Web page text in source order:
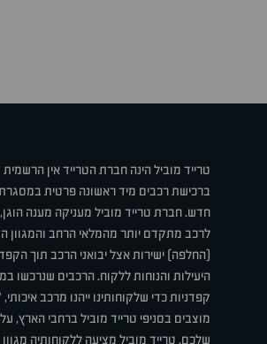
טרייד מוביל הינה חברת הטרייד אין
ברכישת רכבים מיד ראשונה פרטית
חדש. חברת טרייד מוביל מעניקה מענה
לרכב מתקדם יותר מהמלאי הרחב והמגוון
(החלפה) ישירות אצל יבואני הרכב תוך
היעילות והנוחות ללקוח. הרכבים שנרכשו
קפדניות כדי שלקוחותינו ייהנו מרכב
מוצבים בסניפי טרייד מוביל ברחבי
שלכם. טרייד מוביל מציעה ללקוחותיה